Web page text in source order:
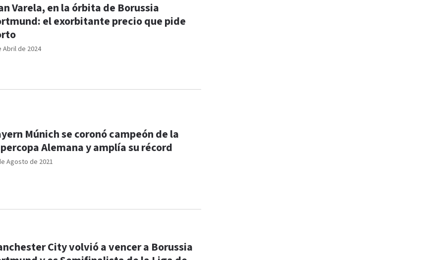
Abril de 2024
Varela, en la órbita de Borussia
el exorbitante precio que pide
Agosto de 2021
Múnich se coronó campeón de la
Alemana y amplía su récord
City volvió a vencer a Borussia